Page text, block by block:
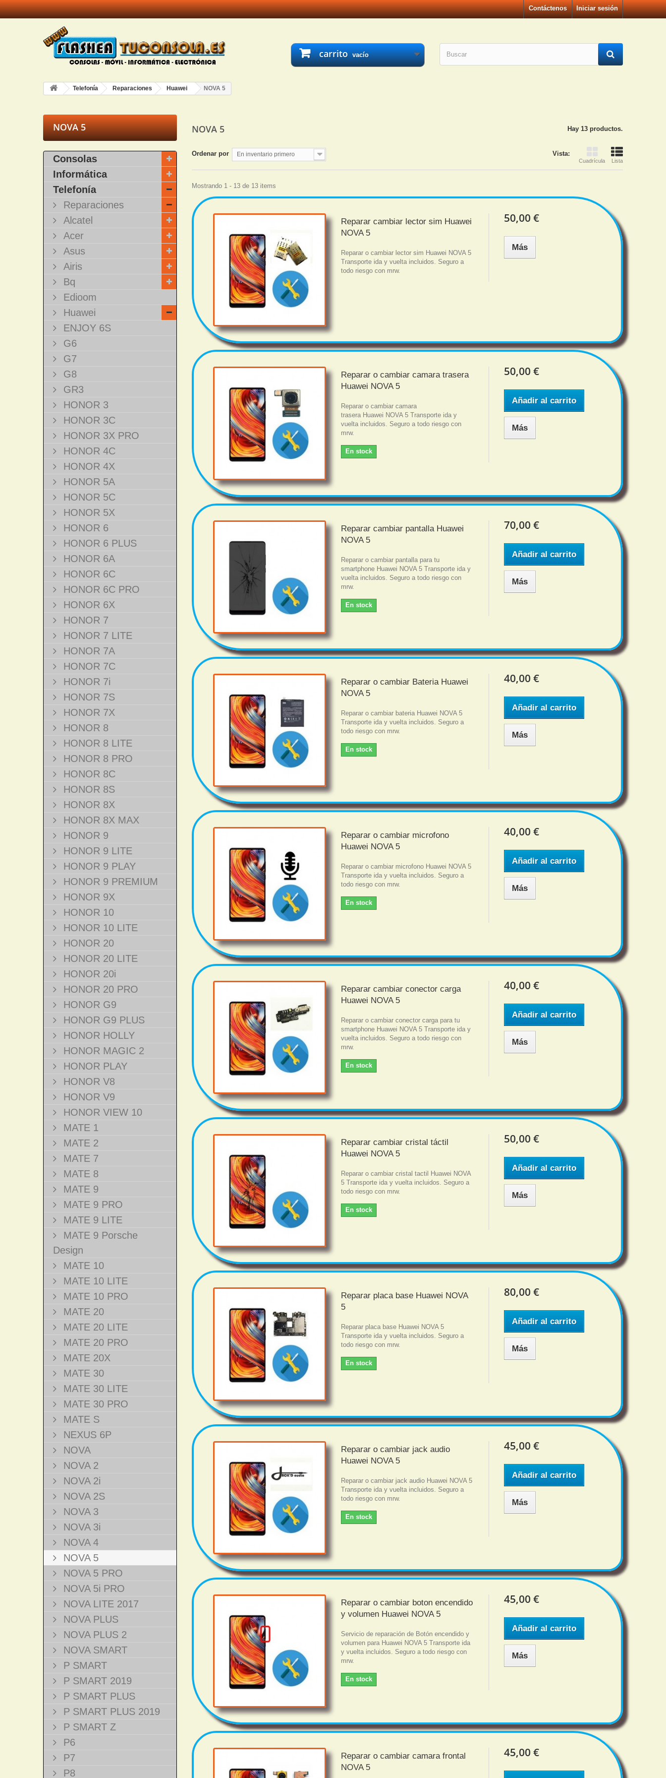
Iniciar sesión
Contáctenos
carrito vacío
Telefonía Reparaciones Huawei NOVA 5
NOVA 5
Consolas
Informática
Telefonía
Reparaciones
Alcatel
Acer
Asus
Airis
Bq
Edioom
Huawei
ENJOY 6S
G6
G7
G8
GR3
HONOR 3
HONOR 3C
HONOR 3X PRO
HONOR 4C
HONOR 4X
HONOR 5A
HONOR 5C
HONOR 5X
HONOR 6
HONOR 6 PLUS
HONOR 6A
HONOR 6C
HONOR 6C PRO
HONOR 6X
HONOR 7
HONOR 7 LITE
HONOR 7A
HONOR 7C
HONOR 7i
HONOR 7S
HONOR 7X
HONOR 8
HONOR 8 LITE
HONOR 8 PRO
HONOR 8C
HONOR 8S
HONOR 8X
HONOR 8X MAX
HONOR 9
HONOR 9 LITE
HONOR 9 PLAY
HONOR 9 PREMIUM
HONOR 9X
HONOR 10
HONOR 10 LITE
HONOR 20
HONOR 20 LITE
HONOR 20i
HONOR 20 PRO
HONOR G9
HONOR G9 PLUS
HONOR HOLLY
HONOR MAGIC 2
HONOR PLAY
HONOR V8
HONOR V9
HONOR VIEW 10
MATE 1
MATE 2
MATE 7
MATE 8
MATE 9
MATE 9 PRO
MATE 9 LITE
MATE 9 Porsche
Design
MATE 10
MATE 10 LITE
MATE 10 PRO
MATE 20
MATE 20 LITE
MATE 20 PRO
MATE 20X
MATE 30
MATE 30 LITE
MATE 30 PRO
MATE S
NEXUS 6P
NOVA
NOVA 2
NOVA 2i
NOVA 2S
NOVA 3
NOVA 3i
NOVA 4
NOVA 5
NOVA 5 PRO
NOVA 5i PRO
NOVA LITE 2017
NOVA PLUS
NOVA PLUS 2
NOVA SMART
P SMART
P SMART 2019
P SMART PLUS
P SMART PLUS 2019
P SMART Z
P6
P7
P8
NOVA 5 Hay 13 productos.
Vista:
Cuadrícula Lista
Ordenar por En inventario primero
Mostrando 1 - 13 de 13 items
Reparar cambiar lector sim Huawei
NOVA 5
Reparar o cambiar lector sim Huawei NOVA 5
Transporte ida y vuelta incluidos. Seguro a
todo riesgo con mrw.
50,00 €
Más
Reparar o cambiar camara trasera
Huawei NOVA 5
Reparar o cambiar camara
trasera Huawei NOVA 5 Transporte ida y
vuelta incluidos. Seguro a todo riesgo con
mrw.
En stock
50,00 €
Añadir al carrito
Más
Reparar cambiar pantalla Huawei
NOVA 5
Reparar o cambiar pantalla para tu
smartphone Huawei NOVA 5 Transporte ida y
vuelta incluidos. Seguro a todo riesgo con
mrw.
En stock
70,00 €
Añadir al carrito
Más
Reparar o cambiar Bateria Huawei
NOVA 5
Reparar o cambiar bateria Huawei NOVA 5
Transporte ida y vuelta incluidos. Seguro a
todo riesgo con mrw.
En stock
40,00 €
Añadir al carrito
Más
Reparar o cambiar microfono
Huawei NOVA 5
Reparar o cambiar microfono Huawei NOVA 5
Transporte ida y vuelta incluidos. Seguro a
todo riesgo con mrw.
En stock
40,00 €
Añadir al carrito
Más
Reparar cambiar conector carga
Huawei NOVA 5
Reparar o cambiar conector carga para tu
smartphone Huawei NOVA 5 Transporte ida y
vuelta incluidos. Seguro a todo riesgo con
mrw.
En stock
40,00 €
Añadir al carrito
Más
Reparar cambiar cristal táctil
Huawei NOVA 5
Reparar o cambiar cristal tactil Huawei NOVA
5 Transporte ida y vuelta incluidos. Seguro a
todo riesgo con mrw.
En stock
50,00 €
Añadir al carrito
Más
Reparar placa base Huawei NOVA
5
Reparar placa base Huawei NOVA 5
Transporte ida y vuelta incluidos. Seguro a
todo riesgo con mrw.
En stock
80,00 €
Añadir al carrito
Más
Reparar o cambiar jack audio
Huawei NOVA 5
Reparar o cambiar jack audio Huawei NOVA 5
Transporte ida y vuelta incluidos. Seguro a
todo riesgo con mrw.
En stock
45,00 €
Añadir al carrito
Más
Reparar o cambiar boton encendido
y volumen Huawei NOVA 5
Servicio de reparación de Botón encendido y
volumen para Huawei NOVA 5 Transporte ida
y vuelta incluidos. Seguro a todo riesgo con
mrw.
En stock
45,00 €
Añadir al carrito
Más
Reparar o cambiar camara frontal
NOVA 5
45,00 €